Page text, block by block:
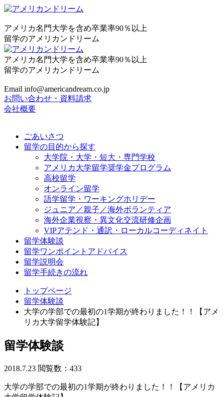
アメリカ名門大学を含め卒業率90％以上
留学のアメリカンドリーム
アメリカ名門大学を含め卒業率90％以上
留学のアメリカンドリーム
Email info@americandream.co.jp
お問い合わせ・資料請求
会社概要
ごあいさつ
留学の目的から探す
大学院・大学・短大・専門学校
アメリカ大学留学奨学金プログラム
高校留学
オンライン留学
語学留学・ワーキングホリデー
ジュニア／親子／海外ボランティア
海外企業視察・異文化交流研修企画
VIPアテンド・通訳・ローカルコーディネイト
留学体験談
留学ワンポイントアドバイス
留学説明会
留学手続きの流れ
トップページ
留学体験談
大学の学部での最初の1学期が終わりました！！【アメ
リカ大学留学体験記】
留学体験談
2018.7.23 閲覧数：433
大学の学部での最初の1学期が終わりました！！【アメリカ